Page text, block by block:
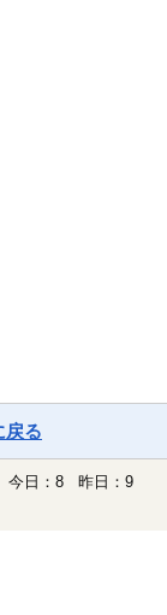
戻る
今日：8 昨日：9